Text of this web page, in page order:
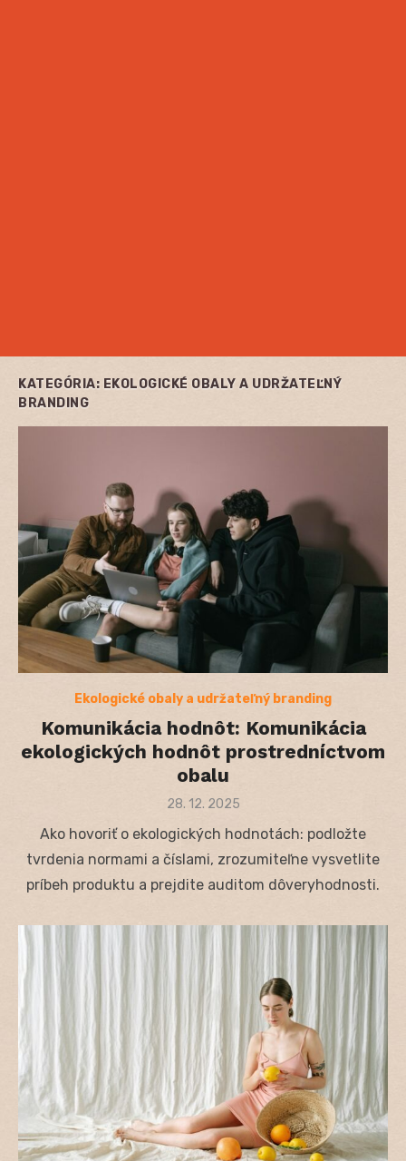
KATEGÓRIA: EKOLOGICKÉ OBALY A UDRŽATEĽNÝ
BRANDING
Ekologické obaly a udržateľný branding
Komunikácia hodnôt: Komunikácia
ekologických hodnôt prostredníctvom
obalu
Posted
28. 12. 2025
Ako hovoriť o ekologických hodnotách: podložte
tvrdenia normami a číslami, zrozumiteľne vysvetlite
príbeh produktu a prejdite auditom dôveryhodnosti.